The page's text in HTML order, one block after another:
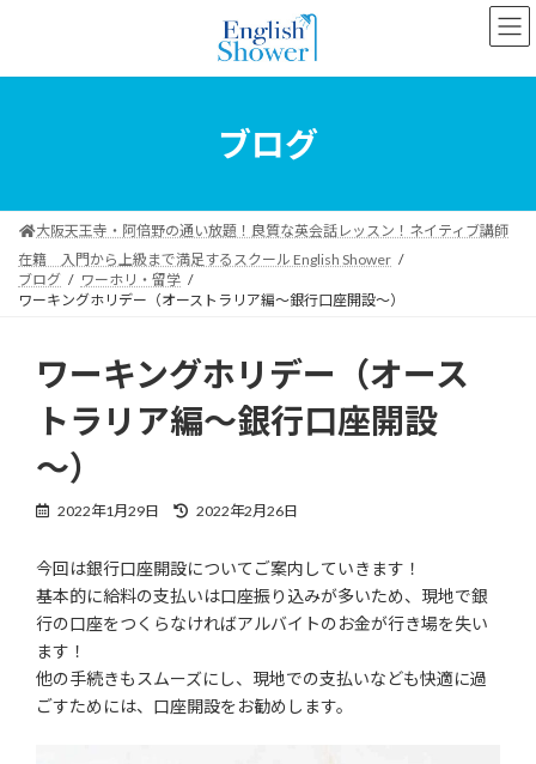
ン
ー
ブログ
大阪天王寺・阿倍野の通い放題！良質な英会話レッスン！ネイティブ講師
在籍 入門から上級まで満足するスクール English Shower
ブログ
ワーホリ・留学
ワーキングホリデー（オーストラリア編～銀行口座開設～）
ワーキングホリデー（オース
トラリア編～銀行口座開設
～）
2022年1月29日
最
新
日
時
:
2022年2月26日
今回は銀行口座開設についてご案内していきます！
基本的に給料の支払いは口座振り込みが多いため、現地で銀
行の口座をつくらなければアルバイトのお金が行き場を失い
ます！
他の手続きもスムーズにし、現地での支払いなども快適に過
ごすためには、口座開設をお勧めします。